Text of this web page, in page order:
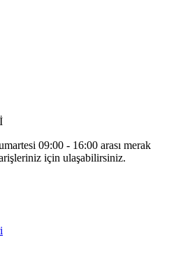
09:00 - 16:00 arası merak
için ulaşabilirsiniz.